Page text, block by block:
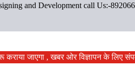
and Development call Us:-
कराया जाएगा , खबर ओर विज्ञापन के